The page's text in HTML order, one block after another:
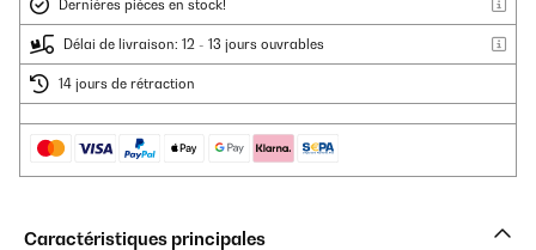
Dernières pièces en stock!
Délai de livraison: 12 - 13 jours ouvrables
14 jours de rétraction
Caractéristiques principales